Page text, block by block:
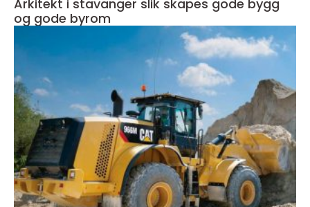
Arkitekt i stavanger slik skapes gode bygg
og gode byrom